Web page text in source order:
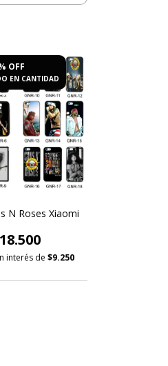
OFF
EN CANTIDAD
N Roses Xiaomi
interés de $9.250